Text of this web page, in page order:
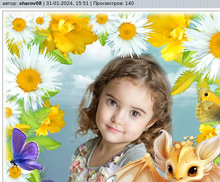
автор: sharov08 | 31-01-2024, 15:51 | Просмотров: 140